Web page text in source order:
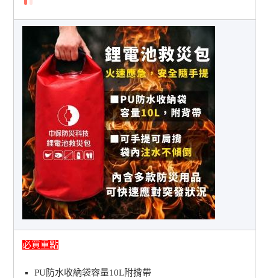
必買重點
PU防水收納袋容量10L附揹帶